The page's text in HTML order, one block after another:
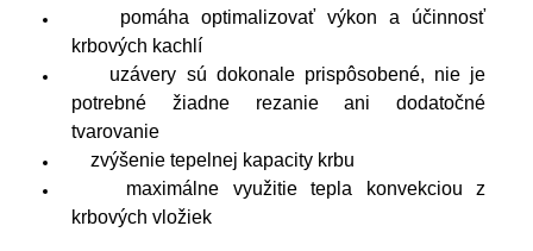
pomáha optimalizovať výkon a účinnosť
krbových kachlí
uzávery sú dokonale prispôsobené, nie je
potrebné žiadne rezanie ani dodatočné
tvarovanie
zvýšenie tepelnej kapacity krbu
maximálne využitie tepla konvekciou z
krbových vložiek